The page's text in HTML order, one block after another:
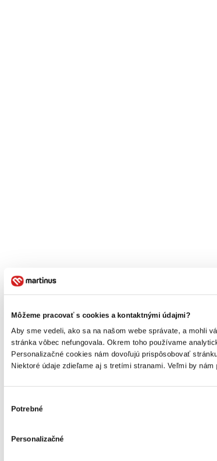
Môžeme pracovať s cookies a kontaktnými údajmi?
Aby sme vedeli, ako sa na našom webe správate, a mohli
stránka vôbec nefungovala. Okrem toho používame
Personalizačné cookies nám dovoľujú prispôsobovať
Niektoré údaje zdieľame aj s tretími stranami. Veľmi by
súhlasu
Potrebné
Personalizačné